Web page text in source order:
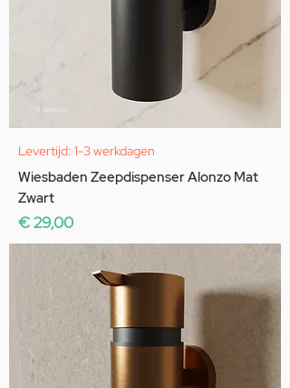
Levertijd: 1-3 werkdagen
Wiesbaden Zeepdispenser Alonzo Mat
Zwart
Prijs
€ 29,00